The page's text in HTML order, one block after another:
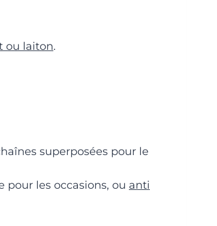
ou laiton.
superposées pour le
les occasions, ou anti